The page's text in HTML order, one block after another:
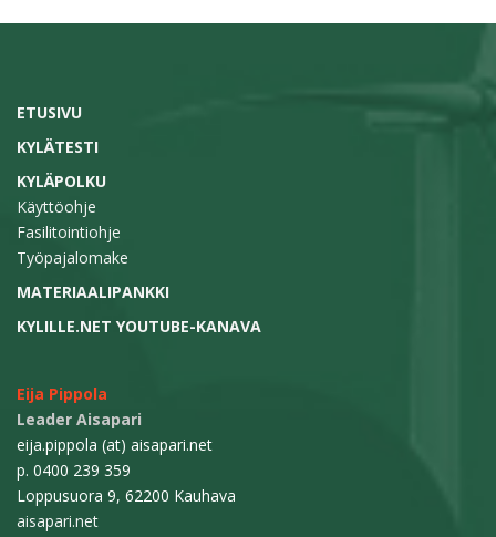
ETUSIVU
KYLÄTESTI
KYLÄPOLKU
Käyttöohje
Fasilitointiohje
Työpajalomake
MATERIAALIPANKKI
KYLILLE.NET YOUTUBE-KANAVA
Eija Pippola
Leader Aisapari
eija.pippola (at) aisapari.net
p. 0400 239 359
Loppusuora 9, 62200 Kauhava
aisapari.net